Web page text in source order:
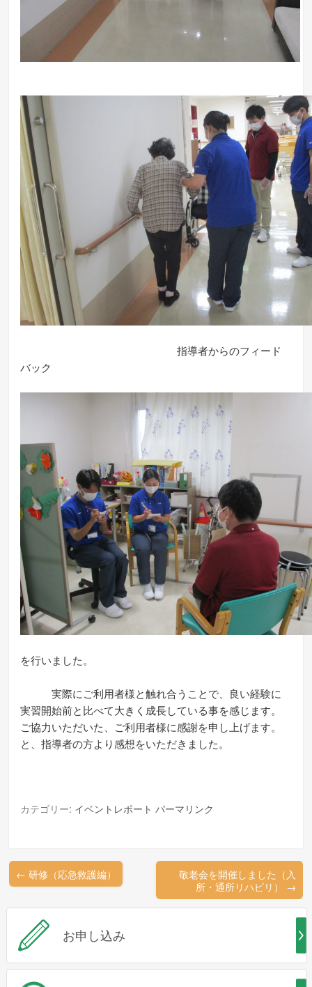
指導者からのフィード
バック
を行いました。
実際にご利用者様と触れ合うことで、良い経験に
実習開始前と比べて大きく成長している事を感じます。
ご協力いただいた、ご利用者様に感謝を申し上げます。
と、指導者の方より感想をいただきました。
カテゴリー: イベントレポート パーマリンク
← 研修（応急救護編）
敬老会を開催しました（入
所・通所リハビリ） →
お申し込み